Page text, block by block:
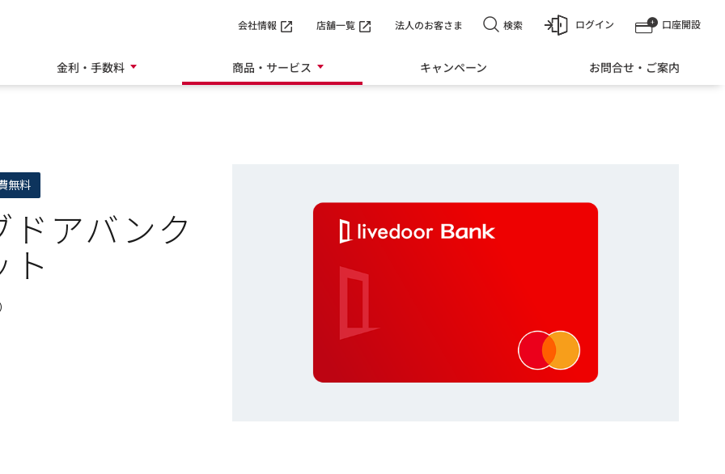
口座開設
ログイン
金利・手数料 商品・サービス キャンペーン お問合せ・ご案内
会社情報 店舗一覧 法人のお客さま 検索
無料
ドアバンク